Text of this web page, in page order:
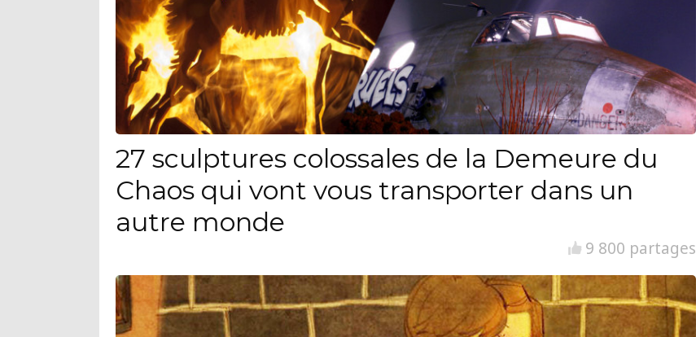
27 sculptures colossales de la Demeure du
Chaos qui vont vous transporter dans un
autre monde
9 800 partages